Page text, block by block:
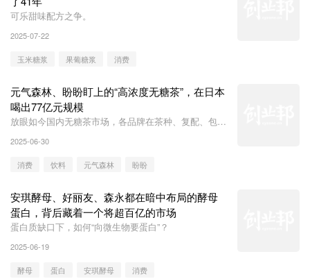
可乐甜味配方之争。
2025-07-22
玉米糖浆 果葡糖浆 消费
元气森林、盼盼盯上的“高浓度无糖茶”，在日本
喝出77亿元规模
放眼如今国内无糖茶市场，各品牌在茶种、复配、包装
小。那么，高浓度无糖茶，能否成为国内品牌下一个重
点关注的方向？日本品牌又是如何开发出一个77亿元规
模的浓郁型绿茶饮料市场的？
2025-06-30
消费 饮料 ​元气森林 盼盼
安琪酵母、好丽友、森永都在暗中布局的酵母
蛋白，背后藏着一个将超百亿的市场
蛋白质缺口下，如何“向微生物要蛋白”？
2025-06-19
酵母 蛋白 安琪酵母 消费